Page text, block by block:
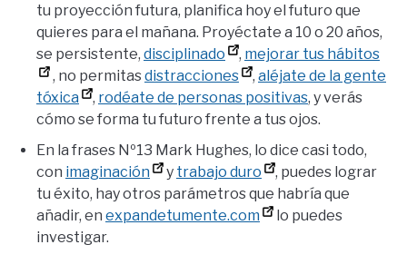
tu proyección futura, planifica hoy el futuro que
quieres para el mañana. Proyéctate a 10 o 20 años,
se persistente, disciplinado , mejorar tus hábitos
, no permitasdistracciones , aléjate de la gente
tóxica
, rodéate de personas positivas, y verás
cómo se forma tu futuro frente a tus ojos.
En la frases Nº13 Mark Hughes, lo dice casi todo,
con imaginación y trabajo duro
, puedes lograr
tu éxito, hay otros parámetros que habría que
añadir, en expandetumente.com
lo puedes
investigar.